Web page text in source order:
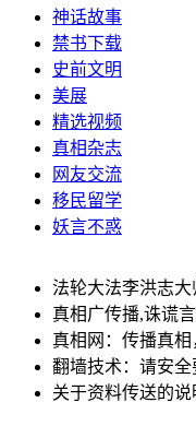
神话故事
禁书下载
史前文明
美展
精选视频
真相杂志
网友交流
移民留学
妖言不惑
法轮大法李洪志大
真相广传播,诛谎
真相网：传播真
翻墙技术：请安
关于资料传送的说